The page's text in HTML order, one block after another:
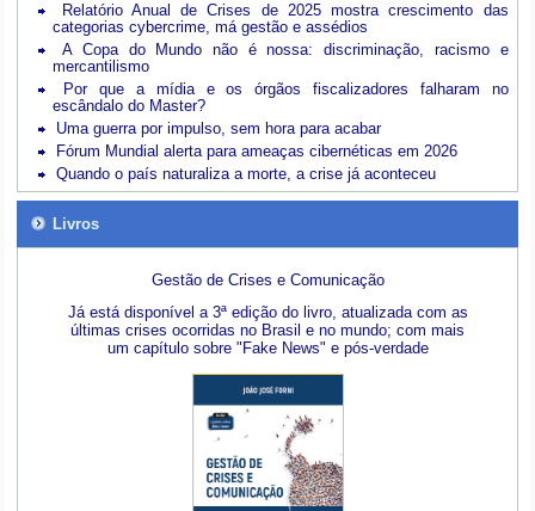
Relatório Anual de Crises de 2025 mostra crescimento das
categorias cybercrime, má gestão e assédios
A Copa do Mundo não é nossa: discriminação, racismo e
mercantilismo
Por que a mídia e os órgãos fiscalizadores falharam no
escândalo do Master?
Uma guerra por impulso, sem hora para acabar
Fórum Mundial alerta para ameaças cibernéticas em 2026
Quando o país naturaliza a morte, a crise já aconteceu
Livros
Gestão de Crises e Comunicação
Já está disponível a 3ª edição do livro, atualizada com as
últimas crises ocorridas no Brasil e no mundo; com mais
um capítulo sobre "Fake News" e pós-verdade